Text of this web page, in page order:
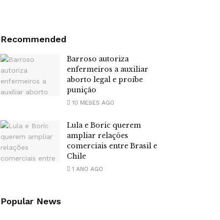
Recommended
Barroso autoriza
enfermeiros a auxiliar
aborto legal e proíbe
punição
10 MESES AGO
Lula e Boric querem
ampliar relações
comerciais entre Brasil e
Chile
1 ANO AGO
Popular News